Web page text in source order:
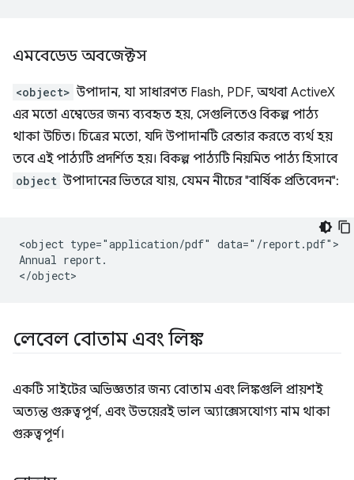
এমবেডেড অবজেক্টস
<object> উপাদান, যা সাধারণত Flash, PDF, অথবা ActiveX
এর মতো এম্বেডের জন্য ব্যবহৃত হয়, সেগুলিতেও বিকল্প পাঠ্য
থাকা উচিত। চিত্রের মতো, যদি উপাদানটি রেন্ডার করতে ব্যর্থ হয়
তবে এই পাঠ্যটি প্রদর্শিত হয়। বিকল্প পাঠ্যটি নিয়মিত পাঠ্য হিসাবে
object উপাদানের ভিতরে যায়, যেমন নীচের "বার্ষিক প্রতিবেদন":
<object type="application/pdf" data="/report.pdf">
Annual report.
লেবেল বোতাম এবং লিঙ্ক
একটি সাইটের অভিজ্ঞতার জন্য বোতাম এবং লিঙ্কগুলি প্রায়শই
অত্যন্ত গুরুত্বপূর্ণ, এবং উভয়েরই ভাল অ্যাক্সেসযোগ্য নাম থাকা
গুরুত্বপূর্ণ।